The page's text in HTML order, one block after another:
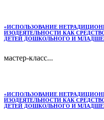
«ИСПОЛЬЗОВАНИЕ
ИЗОДЕЯТЕЛЬНОСТИ КАК
ДЕТЕЙ ДОШКОЛЬНОГО И
мастер-класс...
«ИСПОЛЬЗОВАНИЕ
ИЗОДЕЯТЕЛЬНОСТИ КАК
ДЕТЕЙ ДОШКОЛЬНОГО И